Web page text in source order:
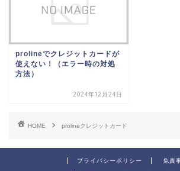
prolineでクレジットカードが
使えない！（エラー時の対処
方法）
2024年12月24日
HOME prolineクレジットカード
プライバシーポリシー 免責